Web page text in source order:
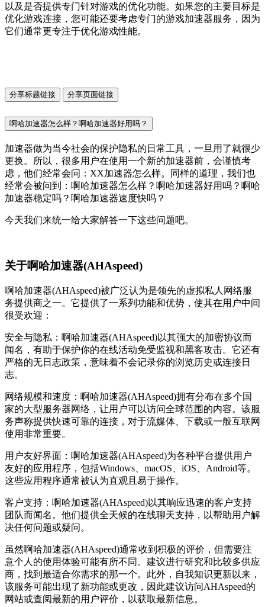
以及是否提供专门针对游戏的优化功能。如果您的主要目标是
优化游戏连接，您可能还要考虑专门的游戏加速器服务，因为
它们通常更专注于优化游戏性能。
分享标题链接 分享页面链接
啊哈加速器怎么样？啊哈加速器好用吗？
加速器做为当今社会的保护隐私的日常工具，一旦用了就很少
更换。所以，很多用户在使用一个新的加速器前，会谨慎考
虑，他们经常会问：XX加速器怎么样。同样的道理，我们也
经常会被问到：啊哈加速器怎么样？啊哈加速器好用吗？啊哈
加速器稳定吗？啊哈加速器速度快吗？
今天我们来统一给大家解答一下这些问题吧。
关于啊哈加速器(AHAspeed)
啊哈加速器(AHAspeed)被广泛认为是领先的虚拟私人网络服
务提供商之一。它提供了一系列功能和优势，使其在用户中间
很受欢迎：
安全与隐私：啊哈加速器(AHAspeed)以其强大的加密协议而
闻名，有助于保护你的在线活动免受监视和黑客攻击。它还有
严格的无日志政策，意味着不会记录你的浏览历史或连接日
志。
网络规模和速度：啊哈加速器(AHAspeed)拥有分布在多个国
家的大型服务器网络，让用户可以访问全球范围的内容。该服
务声称提供快速可靠的连接，对于流媒体、下载或一般互联网
使用非常重要。
用户友好界面：啊哈加速器(AHAspeed)为各种平台提供用户
友好的应用程序，包括Windows、macOS、iOS、Android等。
这些应用程序通常被认为直观且易于操作。
客户支持：啊哈加速器(AHAspeed)以其响应迅速的客户支持
团队而闻名。他们提供全天候的在线聊天支持，以帮助用户解
决任何问题或疑问。
虽然啊哈加速器(AHAspeed)通常收到积极的评价，但需要注
意个人的使用体验可能有所不同。建议进行研究和比较多供应
商，找到最适合你需求的那一个。此外，自我知识更新以来，
该服务可能出现了新功能或更改，因此建议访问AHAspeed的
网站或查阅最新的用户评价，以获取最新信息。